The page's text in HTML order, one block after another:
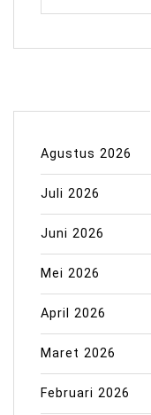
Agustus 2026
Juli 2026
Juni 2026
Mei 2026
April 2026
Maret 2026
Februari 2026